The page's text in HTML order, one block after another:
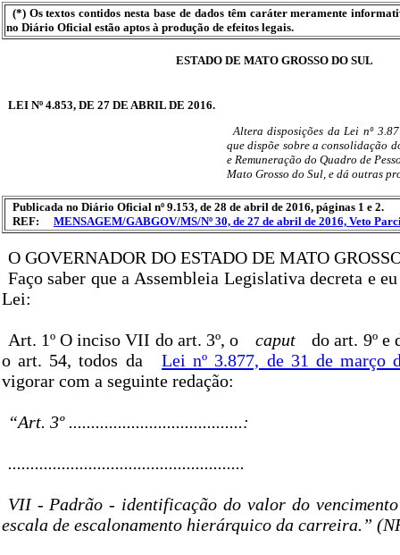
(*) Os textos contidos nesta base de dados têm caráter meramente
no Diário Oficial estão aptos à produção de efeitos legais.
ESTADO DE MATO GROSSO DO SUL
LEI Nº 4.853, DE 27 DE ABRIL DE 2016.
Altera disposições da Lei nº
que dispõe sobre a consolidação
e Remuneração do Quadro de
Mato Grosso do Sul, e dá outras
Publicada no Diário Oficial nº 9.153, de 28 de abril de 2016, páginas 1 e 2.
REF:
MENSAGEM/GABGOV/MS/Nº 30, de 27 de abril de 2016, Veto
O GOVERNADOR DO ESTADO DE MATO
Faço saber que a Assembleia Legislativa decreta e
Lei:
Art. 1º O inciso VII do art. 3º, o caput
do art. 9º e
o art. 54, todos da
Lei nº 3.877, de 31 de março
vigorar com a seguinte redação:
“Art. 3º .......................................:
.....................................................
VII - Padrão - identificação do valor do
escala de escalonamento hierárquico da carreira.”